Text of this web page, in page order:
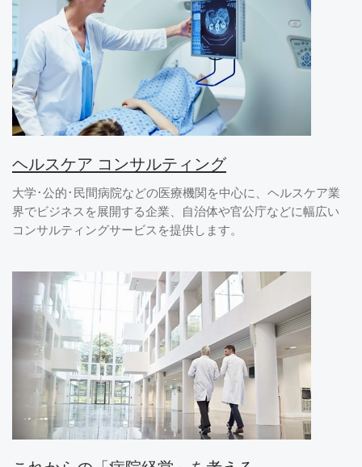
ヘルスケア コンサルティング
大学･公的･民間病院などの医療機関を中心に、ヘルスケア業
界でビジネスを展開する企業、自治体や官公庁などに幅広い
コンサルティングサービスを提供します。